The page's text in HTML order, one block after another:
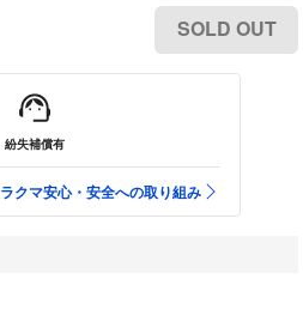
SOLD OUT
紛失補償有
ラクマ安心・安全への取り組み